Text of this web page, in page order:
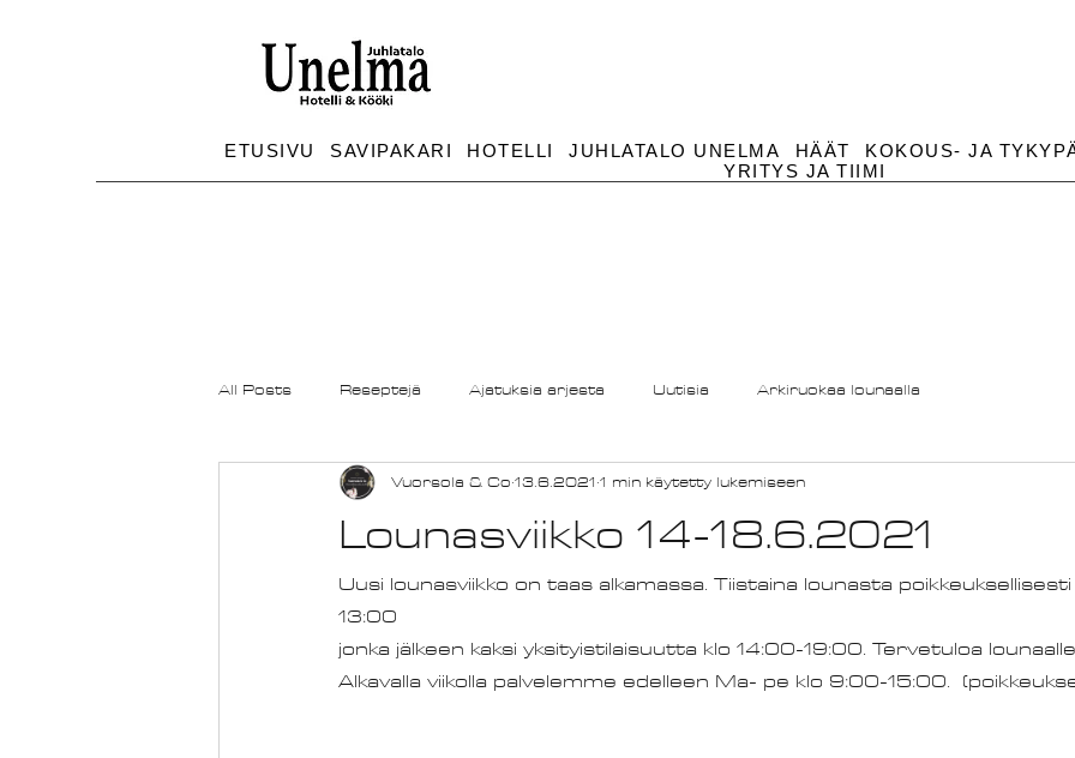
ETUSIVU SAVIPAKARI HOTELLI JUHLATALO UNELMA HÄÄT KOKOUS- JA
YRITYS JA TIIMI
All Posts Reseptejä Ajatuksia arjesta Uutisia Arkiruokaa lounaalla
Lounasviikko 14-18.6.2021
Vuorsola & Co13.6.2021 1 min käytetty lukemiseen
Uusi lounasviikko on taas alkamassa. Tiistaina lounasta poikkeuksellisesti
13:00
jonka jälkeen kaksi yksityistilaisuutta klo 14:00-19:00. Tervetuloa
Alkavalla viikolla palvelemme edelleen Ma- pe klo 9:00-15:00.